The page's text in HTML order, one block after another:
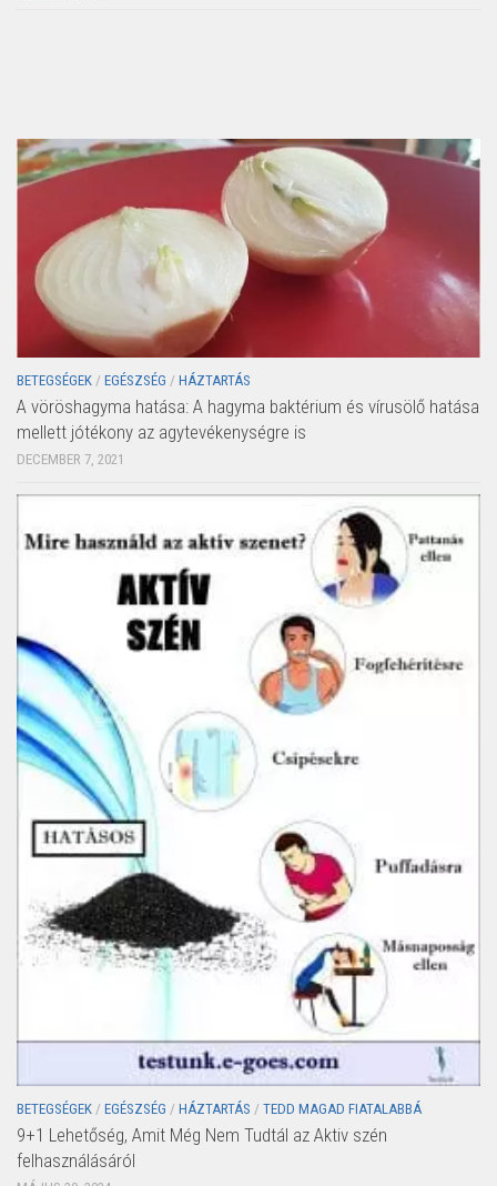
BETEGSÉGEK / EGÉSZSÉG / HÁZTARTÁS
A vöröshagyma hatása: A hagyma baktérium és vírusölő hatása
mellett jótékony az agytevékenységre is
DECEMBER 7, 2021
BETEGSÉGEK / EGÉSZSÉG / HÁZTARTÁS / TEDD MAGAD FIATALABBÁ
9+1 Lehetőség, Amit Még Nem Tudtál az Aktiv szén
felhasználásáról